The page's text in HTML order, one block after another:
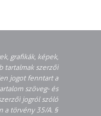
grafikák, képek,
tartalmak szerzői
jogot fenntart a
szöveg- és
jogról szóló
a törvény 35/A. §